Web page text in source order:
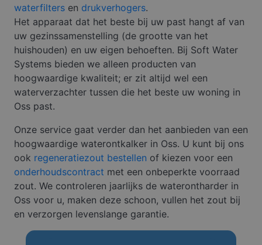
waterfilters en drukverhogers.
Het apparaat dat het beste bij uw past hangt af van
uw gezinssamenstelling (de grootte van het
huishouden) en uw eigen behoeften. Bij Soft Water
Systems bieden we alleen producten van
hoogwaardige kwaliteit; er zit altijd wel een
waterverzachter tussen die het beste uw woning in
Oss past.
Onze service gaat verder dan het aanbieden van een
hoogwaardige waterontkalker in Oss. U kunt bij ons
ook regeneratiezout bestellen of kiezen voor een
onderhoudscontract met een onbeperkte voorraad
zout. We controleren jaarlijks de waterontharder in
Oss voor u, maken deze schoon, vullen het zout bij
en verzorgen levenslange garantie.